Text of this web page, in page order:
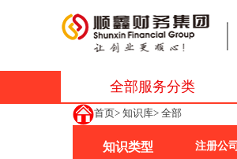
全部服务分类
首页> 知识库> 全部
知识类型 注册公司